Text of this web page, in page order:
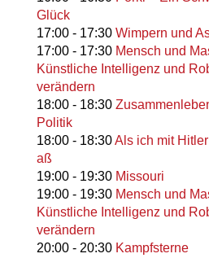
Glück
17:00- 17:30 Wimpern und
17:00- 17:30 Mensch und
Künstliche Intelligenz und
verändern
18:00- 18:30
Politik
18:00- 18:30Als ich mit
aß
19:00- 19:30 Missouri
19:00- 19:30 Mensch und
Künstliche Intelligenz und
verändern
20:00- 20:30 Kampfsterne